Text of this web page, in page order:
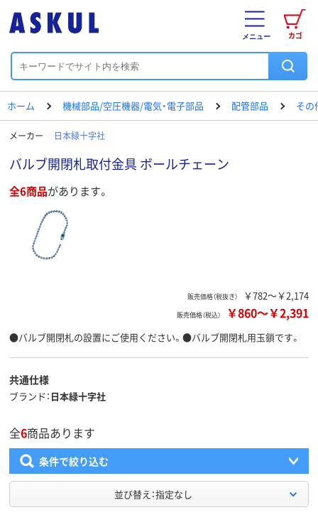
カゴ
メニュー
ホーム 機械部品/空圧機器/電気・電子部品 配管部品 その
メーカー 日本緑十字社
バルブ開閉札取付金具 ボールチェーン
全6商品があります。
販売価格（税抜き） ￥782～￥2,174
販売価格（税込） ￥860～￥2,391
●バルブ開閉札の設置にご使用ください。●バルブ開閉札用玉鎖です。
共通仕様
ブランド 日本緑十字社
全6商品あります
条件で絞り込む
並び替え：指定なし